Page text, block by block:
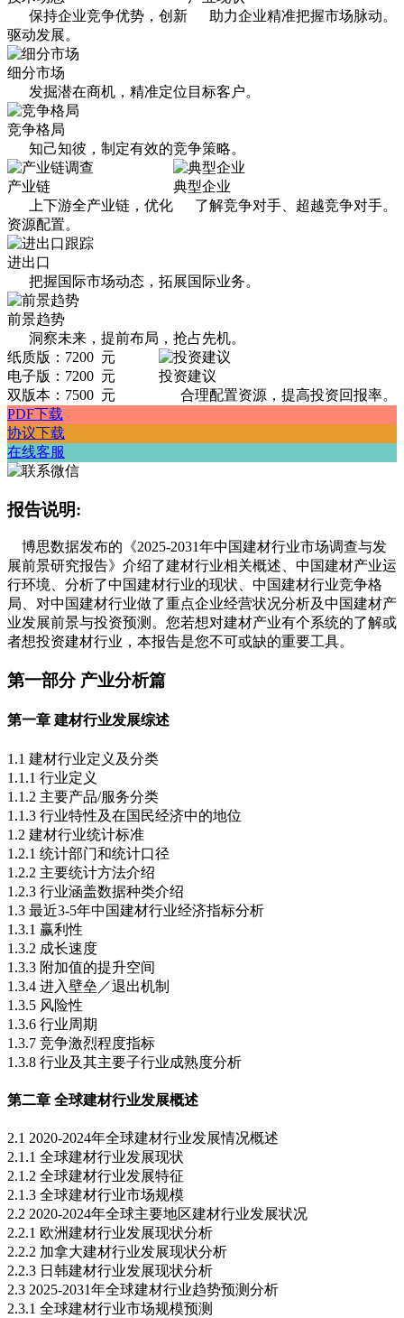
助力企业精准把握市场脉动。
保持企业竞争优势，创新
驱动发展。
细分市场
发掘潜在商机，精准定位目标客户。
竞争格局
知己知彼，制定有效的竞争策略。
典型企业
了解竞争对手、超越竞争对手。
产业链
上下游全产业链，优化
资源配置。
进出口
把握国际市场动态，拓展国际业务。
前景趋势
洞察未来，提前布局，抢占先机。
投资建议
合理配置资源，提高投资回报率。
纸质版：7200 元
电子版：7200 元
双版本：7500 元
PDF下载
协议下载
在线客服
报告说明:
博思数据发布的《2025-2031年中国建材行业市场调查与发
展前景研究报告》介绍了建材行业相关概述、中国建材产业运
行环境、分析了中国建材行业的现状、中国建材行业竞争格
局、对中国建材行业做了重点企业经营状况分析及中国建材产
业发展前景与投资预测。您若想对建材产业有个系统的了解或
者想投资建材行业，本报告是您不可或缺的重要工具。
第一部分 产业分析篇
第一章 建材行业发展综述
1.1 建材行业定义及分类
1.1.1 行业定义
1.1.2 主要产品/服务分类
1.1.3 行业特性及在国民经济中的地位
1.2 建材行业统计标准
1.2.1 统计部门和统计口径
1.2.2 主要统计方法介绍
1.2.3 行业涵盖数据种类介绍
1.3 最近3-5年中国建材行业经济指标分析
1.3.1 赢利性
1.3.2 成长速度
1.3.3 附加值的提升空间
1.3.4 进入壁垒／退出机制
1.3.5 风险性
1.3.6 行业周期
1.3.7 竞争激烈程度指标
1.3.8 行业及其主要子行业成熟度分析
第二章 全球建材行业发展概述
2.1 2020-2024年全球建材行业发展情况概述
2.1.1 全球建材行业发展现状
2.1.2 全球建材行业发展特征
2.1.3 全球建材行业市场规模
2.2 2020-2024年全球主要地区建材行业发展状况
2.2.1 欧洲建材行业发展现状分析
2.2.2 加拿大建材行业发展现状分析
2.2.3 日韩建材行业发展现状分析
2.3 2025-2031年全球建材行业趋势预测分析
2.3.1 全球建材行业市场规模预测